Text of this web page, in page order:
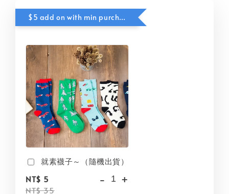
$5 add on with min purchase
就素襪子～（隨機出貨）
NT$ 5
NT$ 35
- +